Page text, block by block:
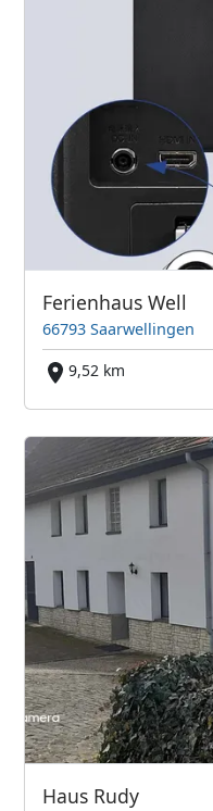
Ferienhaus Well
66793 Saarwellingen
9,52 km
Haus Rudy